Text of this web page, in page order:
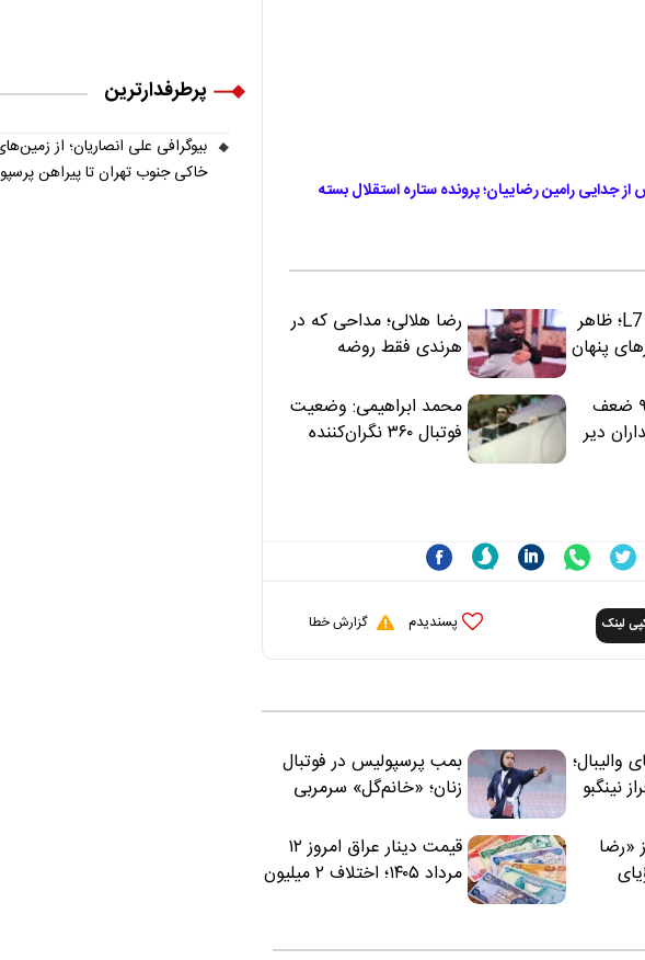
از جدایی رامین رضاییان؛ پرونده ستاره استقلال بسته
معایب لوکانو L7؛ ظاهر
پنهان
رضا هلالی؛ مداحی که در
هرندی فقط روضه
«تکیه‌گاه آقا مرتضی
علی(ع)» را جدی‌تر
معایب تیارا؛ ۹ ضعف
دیر
محمد ابراهیمی: وضعیت
فوتبال ۳۶۰ نگران‌کننده
لینک پسندیدم گزارش خطا
والیبال؛
نینگبو
بمب پرسپولیس در فوتبال
زنان؛ «خانم‌گل» سرمربی
«رضا
قیمت دینار عراق امروز ۱۲
مرداد ۱۴۰۵؛ اختلاف ۲ میلیون
پرطرفدارترین
بیوگرافی علی انصاریان؛ از
خاکی جنوب تهران تا پیراهن